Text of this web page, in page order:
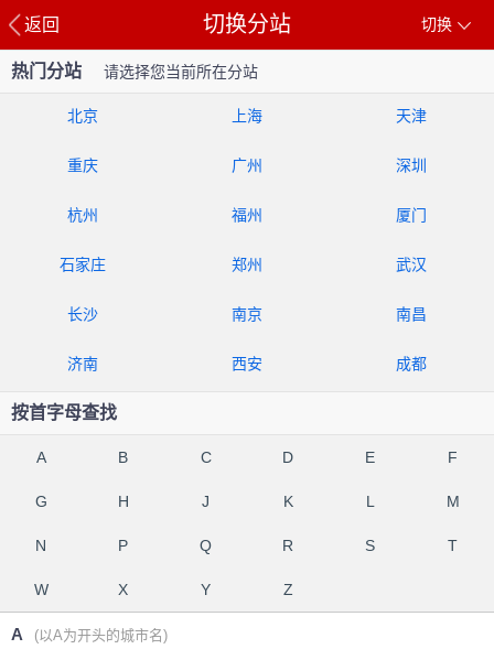
返回 切换
切换分站
热门分站 请选择您当前所在分站
北京 上海 天津
重庆 广州 深圳
杭州 福州 厦门
石家庄 郑州 武汉
长沙 南京 南昌
济南 西安 成都
按首字母查找
A B C D E F
G H J K L M
N P Q R S T
W X Y Z
A (以A为开头的城市名)